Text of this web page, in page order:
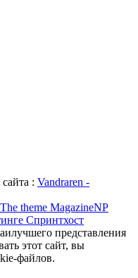
: Vandraren -
The theme MagazineNP
Спринтхост
представления
этот сайт, вы
файлов.